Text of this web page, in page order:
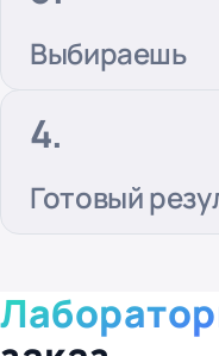
Выбираешь
Готовый